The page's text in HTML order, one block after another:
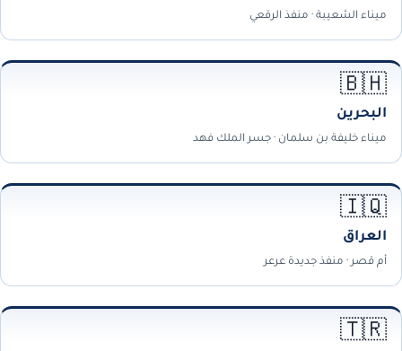
ميناء الشعيبة · منفذ الرقعي
🇧🇭
البحرين
ميناء خليفة بن سلمان · جسر الملك فهد
🇮🇶
العراق
أم قصر · منفذ جديدة عرعر
🇹🇷